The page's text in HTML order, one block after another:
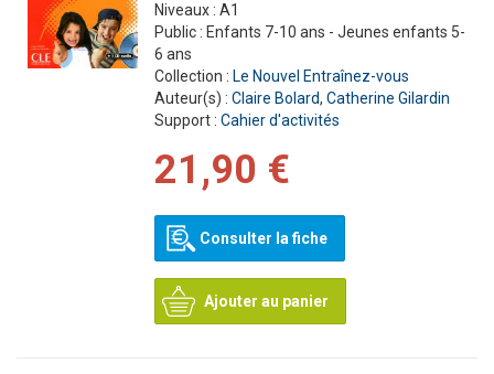
Niveaux : A1
Public : Enfants 7-10 ans - Jeunes enfants 5-
6 ans
Collection : Le Nouvel Entraînez-vous
Auteur(s) : Claire Bolard, Catherine Gilardin
Support : Cahier d'activités
21,90 €
Consulter la fiche
Ajouter au panier